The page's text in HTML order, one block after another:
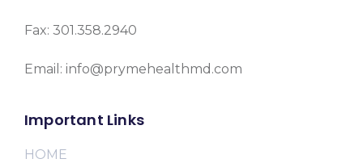
Fax: 301.358.2940
Email: info@prymehealthmd.com
Important Links
HOME